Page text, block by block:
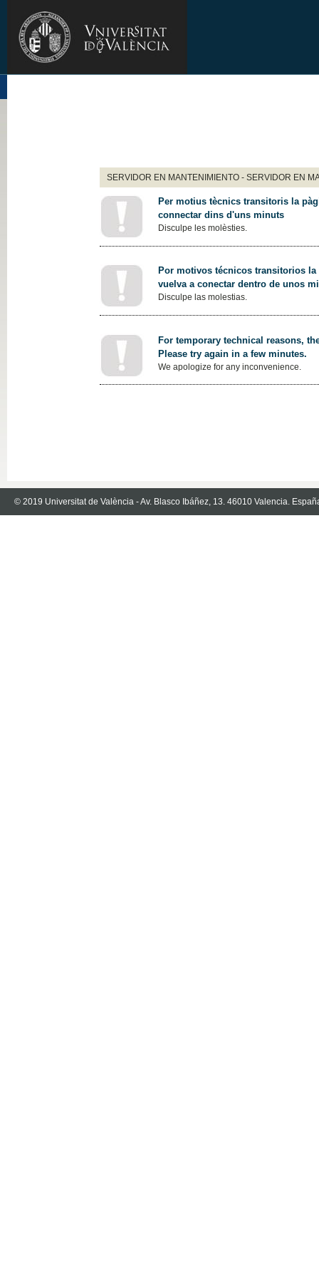
SERVIDOR EN MANTENIMIENTO - SERVIDOR EN
Per motius tècnics transitoris la
connectar dins d'uns minuts
Disculpe les molèsties.
Por motivos técnicos transitorios
vuelva a conectar dentro de unos
Disculpe las molestias.
For temporary technical reasons,
Please try again in a few minutes.
We apologize for any inconvenience.
© 2019 Universitat de València - Av. Blasco Ibáñez, 13. 46010 Valencia.